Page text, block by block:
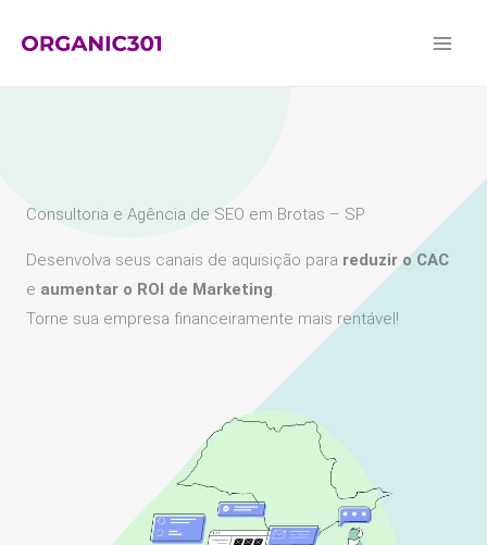
para
Consultoria e Agência de SEO em Brotas – SP
Desenvolva seus canais de aquisição para reduzir o CAC
e aumentar o ROI de Marketing.
Torne sua empresa financeiramente mais rentável!